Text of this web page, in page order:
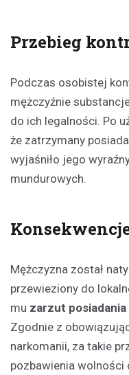
Przebieg
Podczas osobistej
mężczyźnie
do ich legalności. Po
że zatrzymany
wyjaśniło jego
mundurowych.
Mężczyzna został
przewieziony do
mu zarzut
Zgodnie z
narkomanii, za takie
pozbawienia wolności